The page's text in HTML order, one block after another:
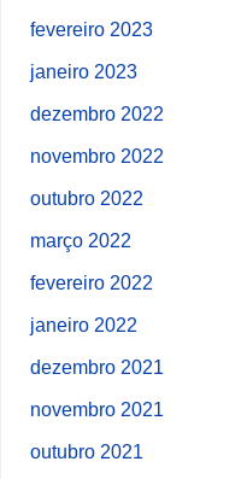
fevereiro 2023
janeiro 2023
dezembro 2022
novembro 2022
outubro 2022
março 2022
fevereiro 2022
janeiro 2022
dezembro 2021
novembro 2021
outubro 2021